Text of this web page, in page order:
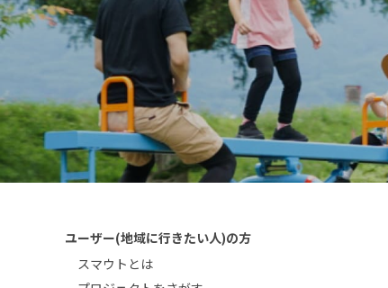
ユーザー(地域に行きたい人)の方
スマウトとは